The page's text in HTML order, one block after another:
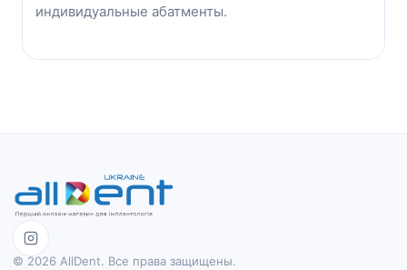
индивидуальные абатменты.
© 2026 AllDent. Все права защищены.